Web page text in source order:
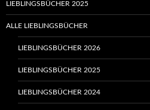
LIEBLINGSBÜCHER 2025
ALLE LIEBLINGSBÜCHER
LIEBLINGSBÜCHER 2026
LIEBLINGSBÜCHER 2025
LIEBLINGSBÜCHER 2024